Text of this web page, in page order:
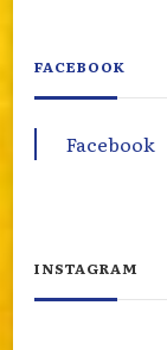
FACEBOOK
Facebook
INSTAGRAM